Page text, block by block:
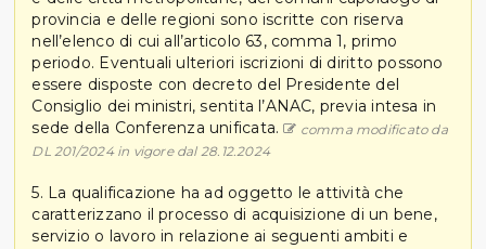
provincia e delle regioni sono iscritte con riserva
nell’elenco di cui all’articolo 63, comma 1, primo
periodo. Eventuali ulteriori iscrizioni di diritto possono
essere disposte con decreto del Presidente del
Consiglio dei ministri, sentita l’ANAC, previa intesa in
sede della Conferenza unificata.
comma modificato da
DL 201/2024 in vigore dal 28.12.2024
5. La qualificazione ha ad oggetto le attività che
caratterizzano il processo di acquisizione di un bene,
servizio o lavoro in relazione ai seguenti ambiti e